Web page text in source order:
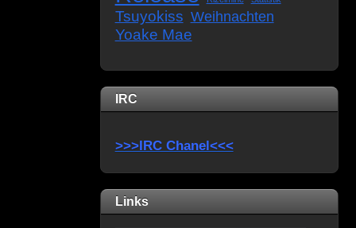
Tsuyokiss Weihnachten
Yoake Mae
IRC
>>>IRC Chanel<<<
Links